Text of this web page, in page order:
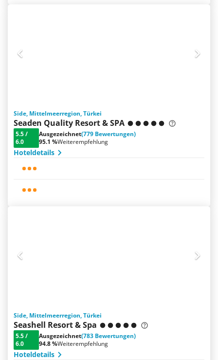
Side, Mittelmeerregion, Türkei
Seaden Quality Resort & SPA
5.5/
6.0
Ausgezeichnet(779 Bewertungen)
95.1 %Weiterempfehlung
Hoteldetails
Side, Mittelmeerregion, Türkei
Seashell Resort & Spa
5.5/
6.0
Ausgezeichnet(783 Bewertungen)
94.8 %Weiterempfehlung
Hoteldetails